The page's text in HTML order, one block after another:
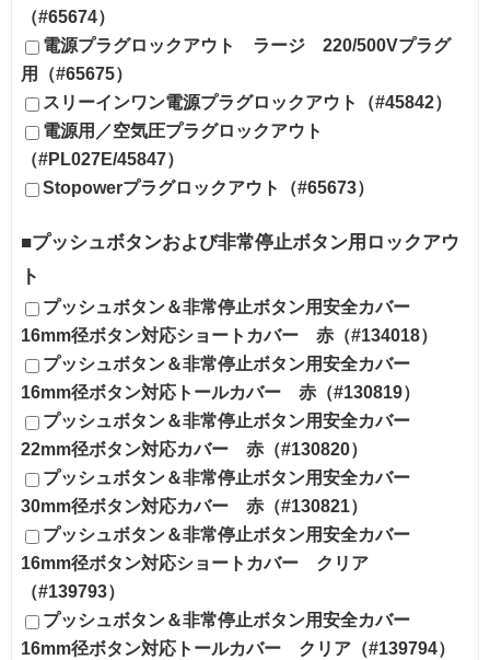
（#65674）
電源プラグロックアウト ラージ 220/500Vプラグ
用（#65675）
スリーインワン電源プラグロックアウト（#45842）
電源用／空気圧プラグロックアウト
（#PL027E/45847）
Stopowerプラグロックアウト（#65673）
■プッシュボタンおよび非常停止ボタン用ロックアウ
ト
プッシュボタン＆非常停止ボタン用安全カバー
16mm径ボタン対応ショートカバー 赤（#134018）
プッシュボタン＆非常停止ボタン用安全カバー
16mm径ボタン対応トールカバー 赤（#130819）
プッシュボタン＆非常停止ボタン用安全カバー
22mm径ボタン対応カバー 赤（#130820）
プッシュボタン＆非常停止ボタン用安全カバー
30mm径ボタン対応カバー 赤（#130821）
プッシュボタン＆非常停止ボタン用安全カバー
16mm径ボタン対応ショートカバー クリア
（#139793）
プッシュボタン＆非常停止ボタン用安全カバー
16mm径ボタン対応トールカバー クリア（#139794）